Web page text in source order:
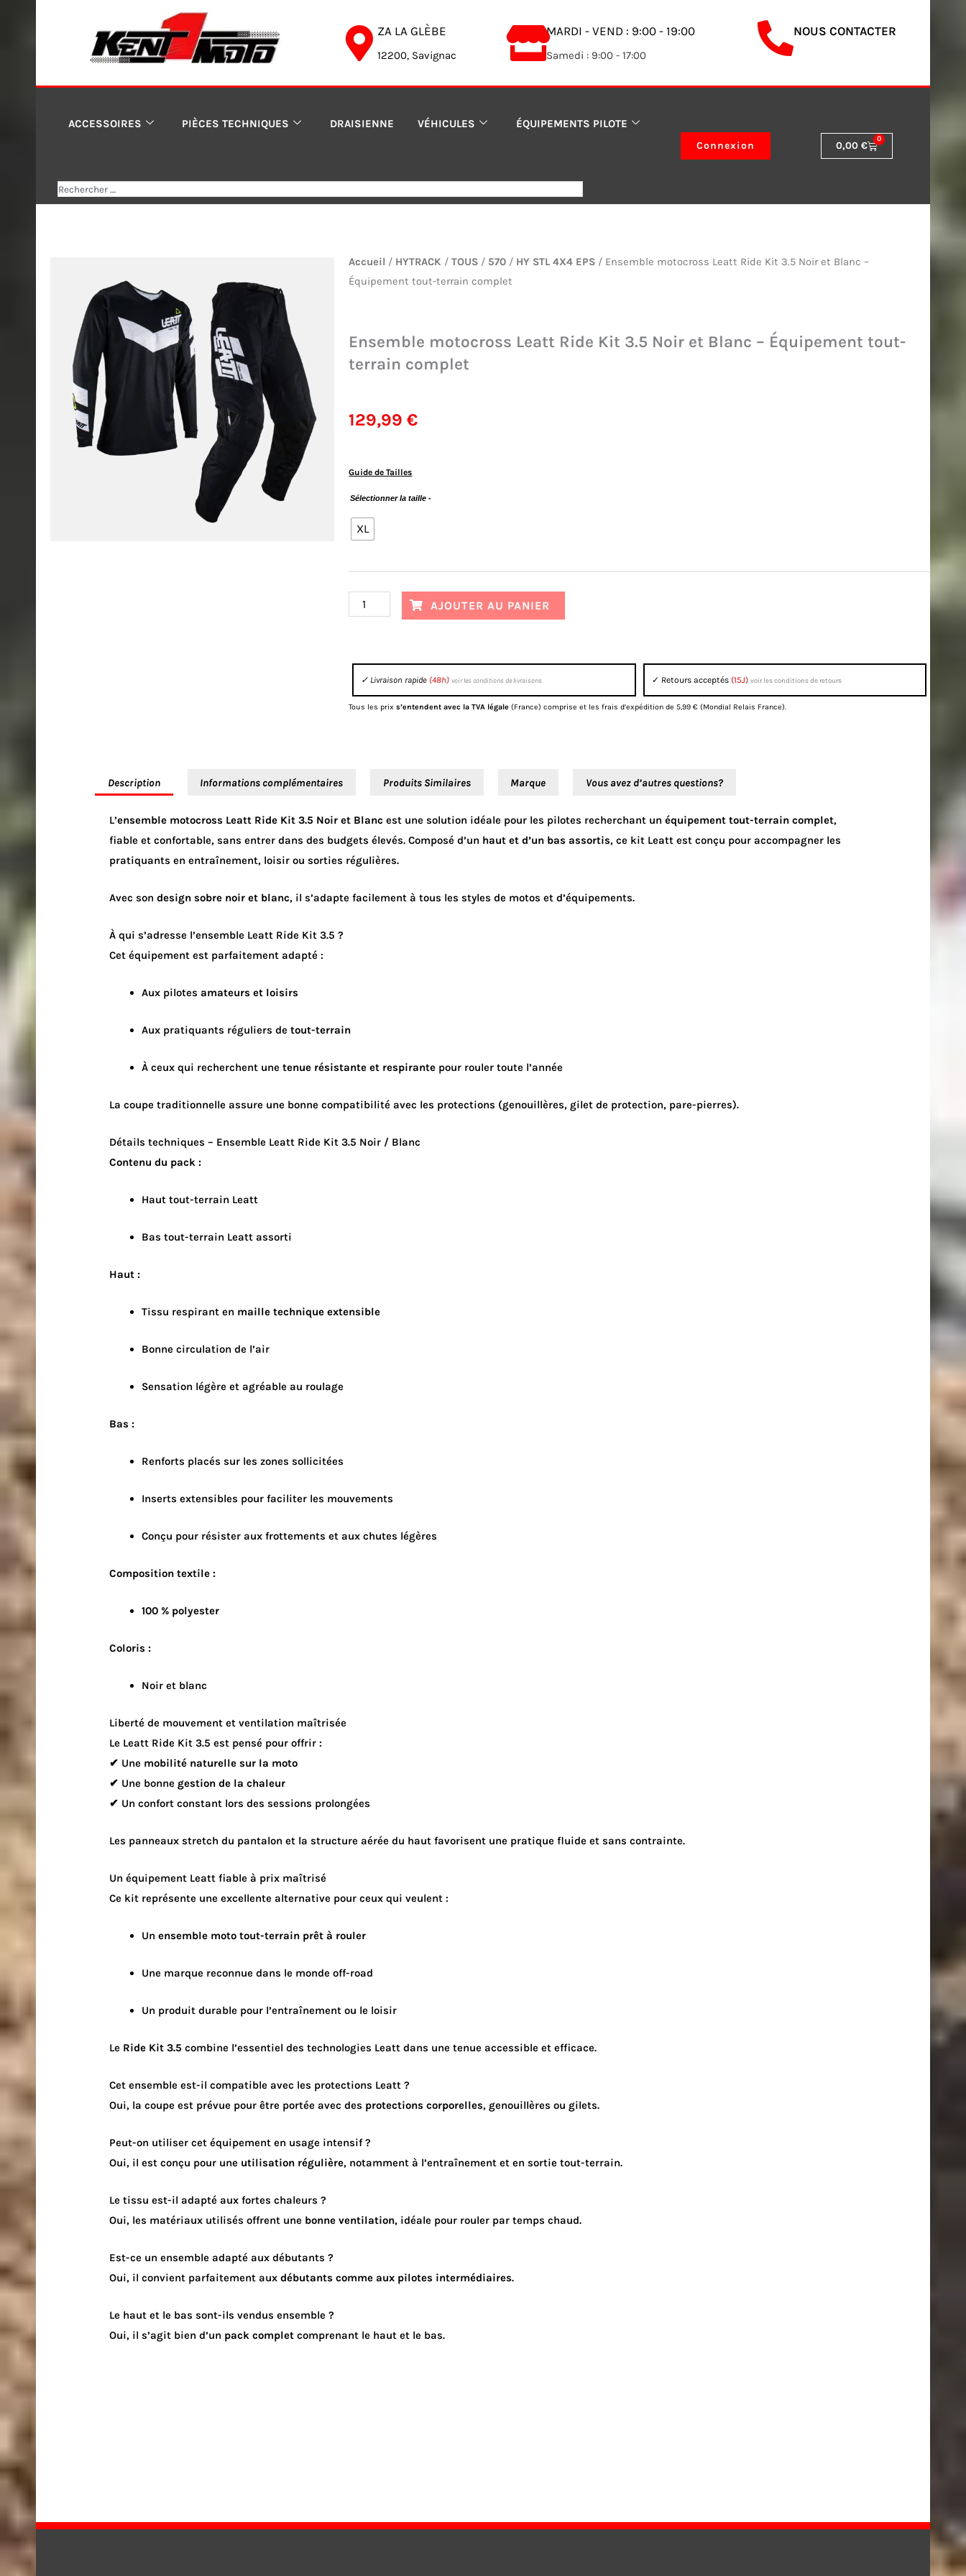
ZA LA GLÈBE
12200, Savignac
MARDI - VEND : 9:00 - 19:00
Samedi : 9:00 - 17:00
NOUS CONTACTER
ACCESSOIRES PIÈCES TECHNIQUES DRAISIENNE VÉHICULES ÉQUIPEMENTS PILOTE
Rechercher
Connexion 0,00€
0
Panier
Accueil / HYTRACK /TOUS / 570 / HY STL 4X4 EPS / Ensemble motocross Leatt Ride Kit 3.5 Noir et Blanc –
Équipement tout-terrain complet
Ensemble motocross Leatt Ride Kit 3.5 Noir et Blanc – Équipement tout-
terrain complet
129,99€
Guide de Tailles
Sélectionner la taille -
XL
quantité
de
Ensemble
Ride
Kit
Noir
Blanc
terrain
AJOUTER AU PANIER
✓ Livraison rapide (48h)voir les conditions de livraisons ✓ Retours acceptés (15J) voir les conditions de retours
Tous les prixs’entendent avec la TVA légale (France) comprise et les frais d’expédition de 5,99 € (Mondial Relais France).
Description Informations complémentaires Produits Similaires Marque Vous avez d’autres questions?
L’ensemble motocross Leatt Ride Kit 3.5 Noir et Blanc est une solution idéale pour les pilotes recherchant unéquipement tout-terrain complet,
fiable et confortable, sans entrer dans des budgets élevés. Composé d’un haut et d’un bas assortis, ce kit Leatt est conçu pour accompagner les
pratiquants en entraînement, loisir ou sorties régulières.
Avec sondesign sobre noir et blanc, il s’adapte facilement à tous les styles de motos et d’équipements.
À qui s’adresse l’ensemble Leatt Ride Kit 3.5 ?
Cet équipement est parfaitement adapté :
Aux pilotesamateurs et loisirs
Aux pratiquants réguliers detout-terrain
À ceux qui recherchent unetenue résistante et respirante pour rouler toute l’année
La coupe traditionnelle assure une bonne compatibilité avec les protections (genouillères, gilet de protection, pare-pierres).
Détails techniques – Ensemble Leatt Ride Kit 3.5 Noir / Blanc
Contenu du pack :
Haut tout-terrain Leatt
Bas tout-terrain Leatt assorti
Haut :
Tissu respirant en maille technique extensible
Bonne circulation de l’air
Sensation légère et agréable au roulage
Bas :
Renforts placés sur les zones sollicitées
Inserts extensibles pour faciliter les mouvements
Conçu pour résister aux frottements et aux chutes légères
Composition textile :
100 % polyester
Coloris :
Noir et blanc
Liberté de mouvement et ventilation maîtrisée
Le Leatt Ride Kit 3.5 est pensé pour offrir :
✔ Une mobilité naturelle sur la moto
✔ Une bonnegestion de la chaleur
✔ Un confort constant lors des sessions prolongées
Les panneaux stretch du pantalon et la structure aérée du haut favorisent une pratique fluide et sans contrainte.
Un équipement Leatt fiable à prix maîtrisé
Ce kit représente une excellente alternative pour ceux qui veulent :
Unensemble moto tout-terrain prêt à rouler
Une marque reconnue dans le monde off-road
Un produit durable pour l’entraînement ou le loisir
Le Ride Kit 3.5 combine l’essentiel des technologies Leatt dans une tenue accessible et efficace.
Cet ensemble est-il compatible avec les protections Leatt ?
Oui, la coupe est prévue pour être portée avec des protections corporelles, genouillères ou gilets.
Peut-on utiliser cet équipement en usage intensif ?
Oui, il est conçu pour une utilisation régulière, notamment à l’entraînement et en sortie tout-terrain.
Le tissu est-il adapté aux fortes chaleurs ?
Oui, les matériaux utilisés offrent une bonne ventilation, idéale pour rouler par temps chaud.
Est-ce un ensemble adapté aux débutants ?
Oui, il convient parfaitement auxdébutants comme aux pilotes intermédiaires.
Le haut et le bas sont-ils vendus ensemble ?
Oui, il s’agit bien d’un pack complet comprenant le haut et le bas.